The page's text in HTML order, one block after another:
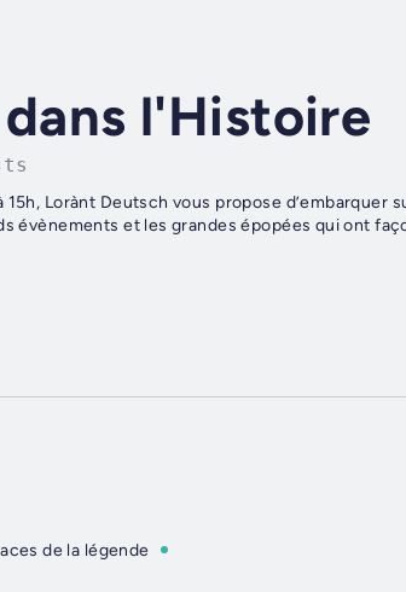
l'Histoire
15h, Lorànt Deutsch vous propose d’embarquer
évènements et les grandes épopées qui ont
de la légende